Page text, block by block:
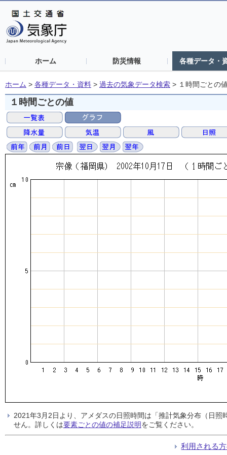
ホーム 防災情報 各種データ・
ホーム > 各種データ・資料 > 過去の気象データ検索 > １時間ごとの
１時間ごとの値
2021年3月2日より、アメダスの日照時間は「推計気象分布（日
せん。詳しくは要素ごとの値の補足説明をご覧ください。
利用される